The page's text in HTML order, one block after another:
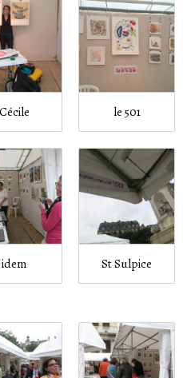
Cécile le 501
idem St Sulpice